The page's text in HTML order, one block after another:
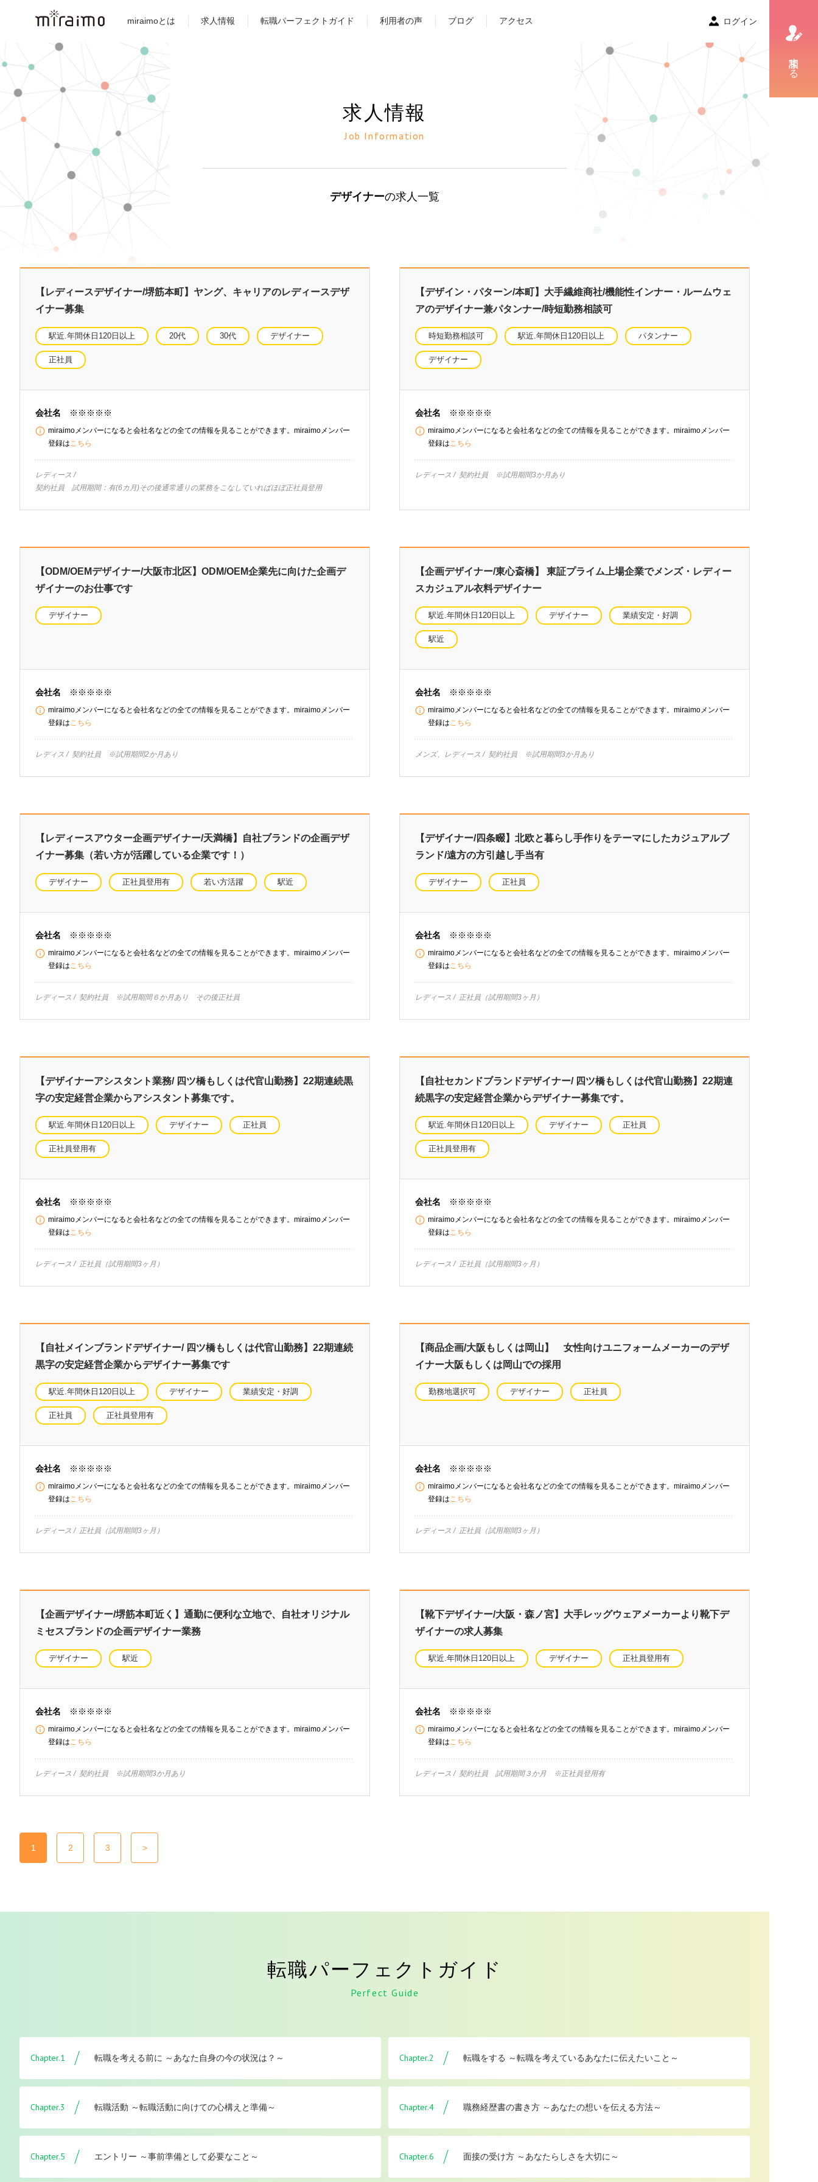
miraimoとは 求人情報 転職パーフェクトガイド 利用者の声 ブログ アクセス ログイン
相談する
求人情報
Job Information
デザイナーの求人一覧
【レディースデザイナー/堺筋本町】ヤング、キャリアのレディースデザ
イナー募集
駅近.年間休日120日以上 20代 30代 デザイナー
正社員
会社名 ※※※※※
miraimoメンバーになると会社名などの全ての情報を見ることができます。miraimoメンバー
登録はこちら
レディース
契約社員 試用期間：有(6カ月)その後通常通りの業務をこなしていればほぼ正社員登用
【デザイン・パターン/本町】大手繊維商社/機能性インナー・ルームウェ
アのデザイナー兼パタンナー/時短勤務相談可
時短勤務相談可 駅近.年間休日120日以上 パタンナー
デザイナー
会社名 ※※※※※
miraimoメンバーになると会社名などの全ての情報を見ることができます。miraimoメンバー
登録はこちら
レディース 契約社員 ※試用期間3か月あり
【ODM/OEMデザイナー/大阪市北区】ODM/OEM企業先に向けた企画デ
ザイナーのお仕事です
デザイナー
会社名 ※※※※※
miraimoメンバーになると会社名などの全ての情報を見ることができます。miraimoメンバー
登録はこちら
レディス 契約社員 ※試用期間2か月あり
【企画デザイナー/東心斎橋】 東証プライム上場企業でメンズ・レディー
スカジュアル衣料デザイナー
駅近.年間休日120日以上 デザイナー 業績安定・好調
駅近
会社名 ※※※※※
miraimoメンバーになると会社名などの全ての情報を見ることができます。miraimoメンバー
登録はこちら
メンズ、レディース 契約社員 ※試用期間3か月あり
【レディースアウター企画デザイナー/天満橋】自社ブランドの企画デザ
イナー募集（若い方が活躍している企業です！）
デザイナー 正社員登用有 若い方活躍 駅近
会社名 ※※※※※
miraimoメンバーになると会社名などの全ての情報を見ることができます。miraimoメンバー
登録はこちら
レディース 契約社員 ※試用期間６か月あり その後正社員
【デザイナー/四条畷】北欧と暮らし手作りをテーマにしたカジュアルブ
ランド/遠方の方引越し手当有
デザイナー 正社員
会社名 ※※※※※
miraimoメンバーになると会社名などの全ての情報を見ることができます。miraimoメンバー
登録はこちら
レディース 正社員（試用期間3ヶ月）
【デザイナーアシスタント業務/ 四ツ橋もしくは代官山勤務】22期連続黒
字の安定経営企業からアシスタント募集です。
駅近.年間休日120日以上 デザイナー 正社員
正社員登用有
会社名 ※※※※※
miraimoメンバーになると会社名などの全ての情報を見ることができます。miraimoメンバー
登録はこちら
レディース 正社員（試用期間3ヶ月）
【自社セカンドブランドデザイナー/ 四ツ橋もしくは代官山勤務】22期連
続黒字の安定経営企業からデザイナー募集です。
駅近.年間休日120日以上 デザイナー 正社員
正社員登用有
会社名 ※※※※※
miraimoメンバーになると会社名などの全ての情報を見ることができます。miraimoメンバー
登録はこちら
レディース 正社員（試用期間3ヶ月）
【自社メインブランドデザイナー/ 四ツ橋もしくは代官山勤務】22期連続
黒字の安定経営企業からデザイナー募集です
駅近.年間休日120日以上 デザイナー 業績安定・好調
正社員 正社員登用有
会社名 ※※※※※
miraimoメンバーになると会社名などの全ての情報を見ることができます。miraimoメンバー
登録はこちら
レディース 正社員（試用期間3ヶ月）
【商品企画/大阪もしくは岡山】 女性向けユニフォームメーカーのデザ
イナー大阪もしくは岡山での採用
勤務地選択可 デザイナー 正社員
会社名 ※※※※※
miraimoメンバーになると会社名などの全ての情報を見ることができます。miraimoメンバー
登録はこちら
レディース 正社員（試用期間3ヶ月）
【企画デザイナー/堺筋本町近く】通勤に便利な立地で、自社オリジナル
ミセスブランドの企画デザイナー業務
デザイナー 駅近
会社名 ※※※※※
miraimoメンバーになると会社名などの全ての情報を見ることができます。miraimoメンバー
登録はこちら
レディース 契約社員 ※試用期間3か月あり
【靴下デザイナー/大阪・森ノ宮】大手レッグウェアメーカーより靴下デ
ザイナーの求人募集
駅近.年間休日120日以上 デザイナー 正社員登用有
会社名 ※※※※※
miraimoメンバーになると会社名などの全ての情報を見ることができます。miraimoメンバー
登録はこちら
レディース 契約社員 試用期間３か月 ※正社員登用有
1 2 3 >
転職パーフェクトガイド
Perfect Guide
Chapter.1 転職を考える前に ～あなた自身の今の状況は？～ Chapter.2 転職をする ～転職を考えているあなたに伝えたいこと～
Chapter.3 転職活動 ～転職活動に向けての心構えと準備～ Chapter.4 職務経歴書の書き方 ～あなたの想いを伝える方法～
Chapter.5 エントリー ～事前準備として必要なこと～ Chapter.6 面接の受け方 ～あなたらしさを大切に～